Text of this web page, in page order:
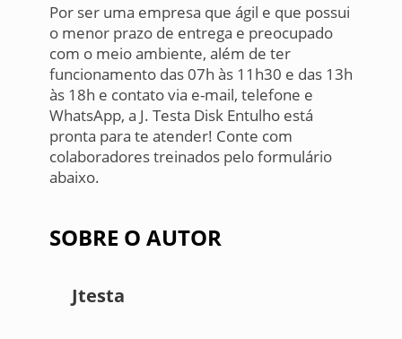
Por ser uma empresa que ágil e que possui
o menor prazo de entrega e preocupado
com o meio ambiente, além de ter
funcionamento das 07h às 11h30 e das 13h
às 18h e contato via e-mail, telefone e
WhatsApp, a J. Testa Disk Entulho está
pronta para te atender! Conte com
colaboradores treinados pelo formulário
abaixo.
SOBRE O AUTOR
Jtesta